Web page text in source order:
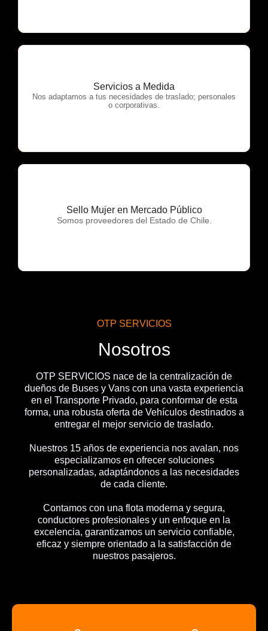
Servicios a Medida
Nos adaptamos a tus necesidades de traslado; personales
o corporativas.
OTP Servicios
Sello Mujer en Mercado Público
Somos proveedores del Estado de Chile.
OTP Servicios
OTP SERVICIOS
Nosotros
OTP SERVICIOS nace de la centralización de
dueños de Buses y Vans con una vasta experiencia
en el Transporte Privado, para conformar de esta
forma, una robusta oferta de Vehículos destinados a
entregar el mejor servicio de traslado.
Nuestros 15 años de experiencia nos avalan, nos
especializamos en ofrecer soluciones
personalizadas, adaptándonos a las necesidades
de cada cliente.
Contamos con una flota moderna y segura,
conductores profesionales y un enfoque en la
excelencia, garantizamos un servicio confiable,
eficaz y siempre orientado a la satisfacción de
nuestros pasajeros.